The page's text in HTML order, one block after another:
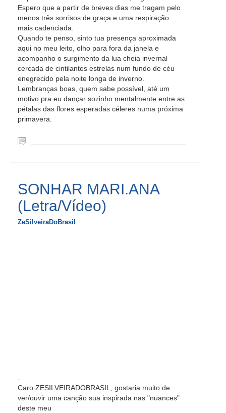
Espero que a partir de breves dias me tragam pelo
menos três sorrisos de graça e uma respiração
mais cadenciada.
Quando te penso, sinto tua presença aproximada
aqui no meu leito, olho para fora da janela e
acompanho o surgimento da lua cheia invernal
cercada de cintilantes estrelas num fundo de céu
enegrecido pela noite longa de inverno.
Lembranças boas, quem sabe possível, até um
motivo pra eu dançar sozinho mentalmente entre as
pétalas das flores esperadas céleres numa próxima
primavera.
SONHAR MARI.ANA
(Letra/Vídeo)
ZeSilveiraDoBrasil
Caro ZESILVEIRADOBRASIL, gostaria muito de
ver/ouvir uma canção sua inspirada nas "nuances"
deste meu